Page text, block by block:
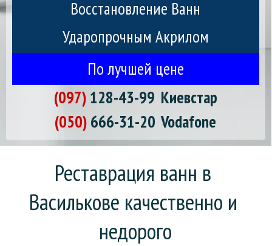
Восстановление Ванн
Ударопрочным Акрилом
По лучшей цене
(097) 128-43-99 Киевстар
(050) 666-31-20 Vodafone
Реставрация ванн в
Василькове качественно и
недорого